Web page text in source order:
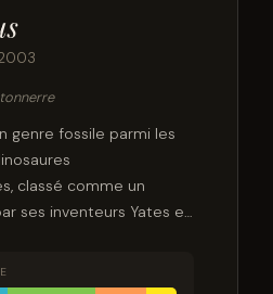
genre fossile parmi les
classé comme un
ses inventeurs Yates et
placé comme